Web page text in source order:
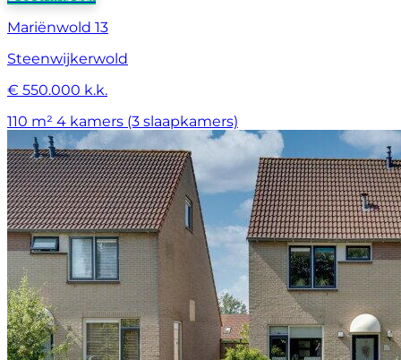
Mariënwold 13
Steenwijkerwold
€ 550.000 k.k.
110 m² 4 kamers (3 slaapkamers)